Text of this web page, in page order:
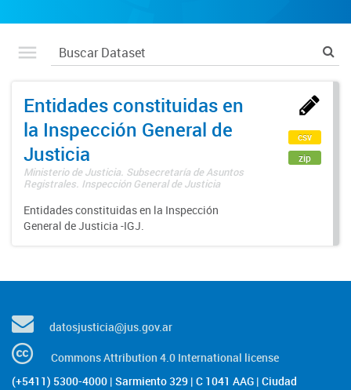
Entidades constituidas en
la Inspección General de
Justicia
Ministerio de Justicia. Subsecretaría de Asuntos
Registrales. Inspección General de Justicia
Entidades constituidas en la Inspección
General de Justicia -IGJ.
csv
zip
datosjusticia@jus.gov.ar
Commons Attribution 4.0 International license
(+5411) 5300-4000 | Sarmiento 329 | C 1041 AAG | Ciudad